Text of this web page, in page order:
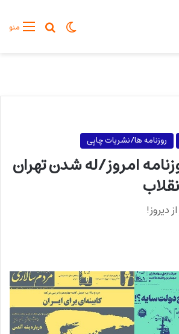
منوجستجو
تغییر پوسته
روزنامه ها/نشریات چاپی
به ۴ روزنامه امروز/له شدن تهران
دیروز!